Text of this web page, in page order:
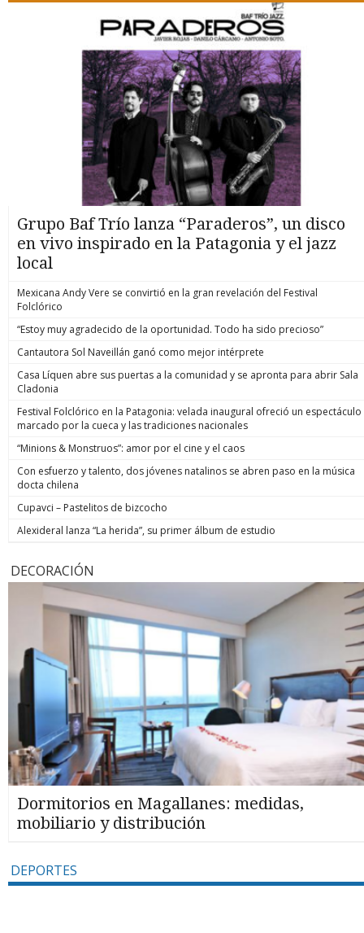
Grupo Baf Trío lanza “Paraderos”, un disco
en vivo inspirado en la Patagonia y el jazz
local
Mexicana Andy Vere se convirtió en la gran revelación del Festival
Folclórico
“Estoy muy agradecido de la oportunidad. Todo ha sido precioso”
Cantautora Sol Naveillán ganó como mejor intérprete
Casa Líquen abre sus puertas a la comunidad y se apronta para abrir Sala
Cladonia
Festival Folclórico en la Patagonia: velada inaugural ofreció un espectáculo
marcado por la cueca y las tradiciones nacionales
“Minions & Monstruos”: amor por el cine y el caos
Con esfuerzo y talento, dos jóvenes natalinos se abren paso en la música
docta chilena
Cupavci – Pastelitos de bizcocho
Alexideral lanza “La herida”, su primer álbum de estudio
DECORACIÓN
Dormitorios en Magallanes: medidas,
mobiliario y distribución
DEPORTES